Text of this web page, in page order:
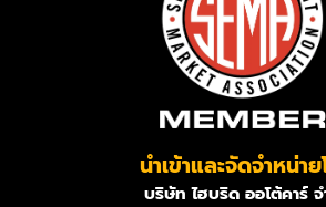
นำเข้าและจัดจำหน่า
บริษัท ไฮบริด ออโต้คาร์